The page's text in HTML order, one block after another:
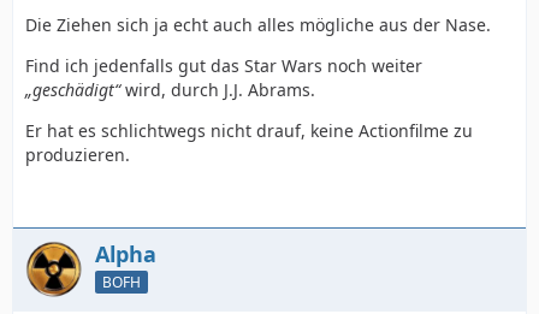
Die Ziehen sich ja echt auch alles mögliche aus der Nase.
Find ich jedenfalls gut das Star Wars noch weiter
„geschädigt“wird, durch J.J. Abrams.
Er hat es schlichtwegs nicht drauf, keine Actionfilme zu
produzieren.
Alpha
BOFH